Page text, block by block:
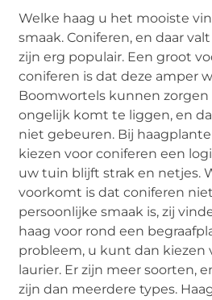
Welke haag u het mooiste
smaak. Coniferen, en daar
zijn erg populair. Een groot
coniferen is dat deze amper
Boomwortels kunnen
ongelijk komt te liggen, en
niet gebeuren. Bij
kiezen voor coniferen een
uw tuin blijft strak en netjes.
voorkomt is dat coniferen
persoonlijke smaak is, zij
haag voor rond een
probleem, u kunt dan kiezen
laurier. Er zijn meer soorten,
zijn dan meerdere types.